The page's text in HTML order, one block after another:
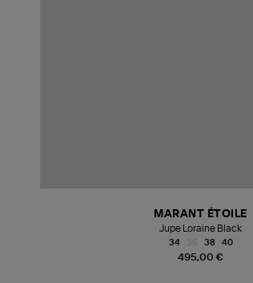
495,00 €
MARANT ÉTOILE
Jupe Loraine Black
34 38 40